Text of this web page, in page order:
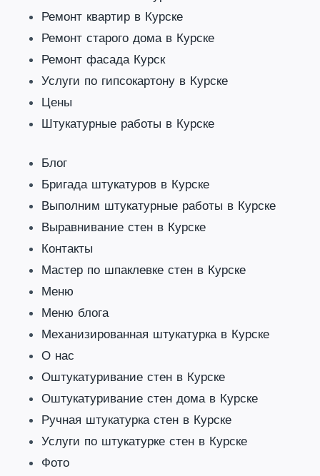
Ремонт квартир в Курске
Ремонт старого дома в Курске
Ремонт фасада Курск
Услуги по гипсокартону в Курске
Цены
Штукатурные работы в Курске
Блог
Бригада штукатуров в Курске
Выполним штукатурные работы в Курске
Выравнивание стен в Курске
Контакты
Мастер по шпаклевке стен в Курске
Меню
Меню блога
Механизированная штукатурка в Курске
О нас
Оштукатуривание стен в Курске
Оштукатуривание стен дома в Курске
Ручная штукатурка стен в Курске
Услуги по штукатурке стен в Курске
Фото